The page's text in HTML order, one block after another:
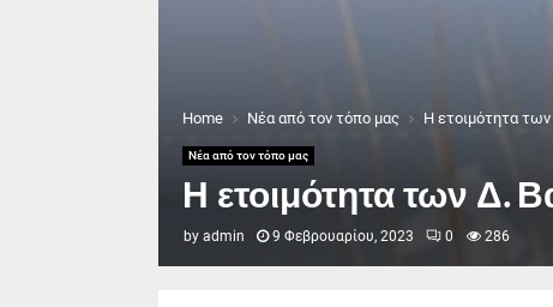
Home Νέα από τον τόπο μας Η ετοιμότητα των
Νέα από τον τόπο μας
Η ετοιμότητα των Δ.
by admin 9 Φεβρουαρίου, 2023 0 286